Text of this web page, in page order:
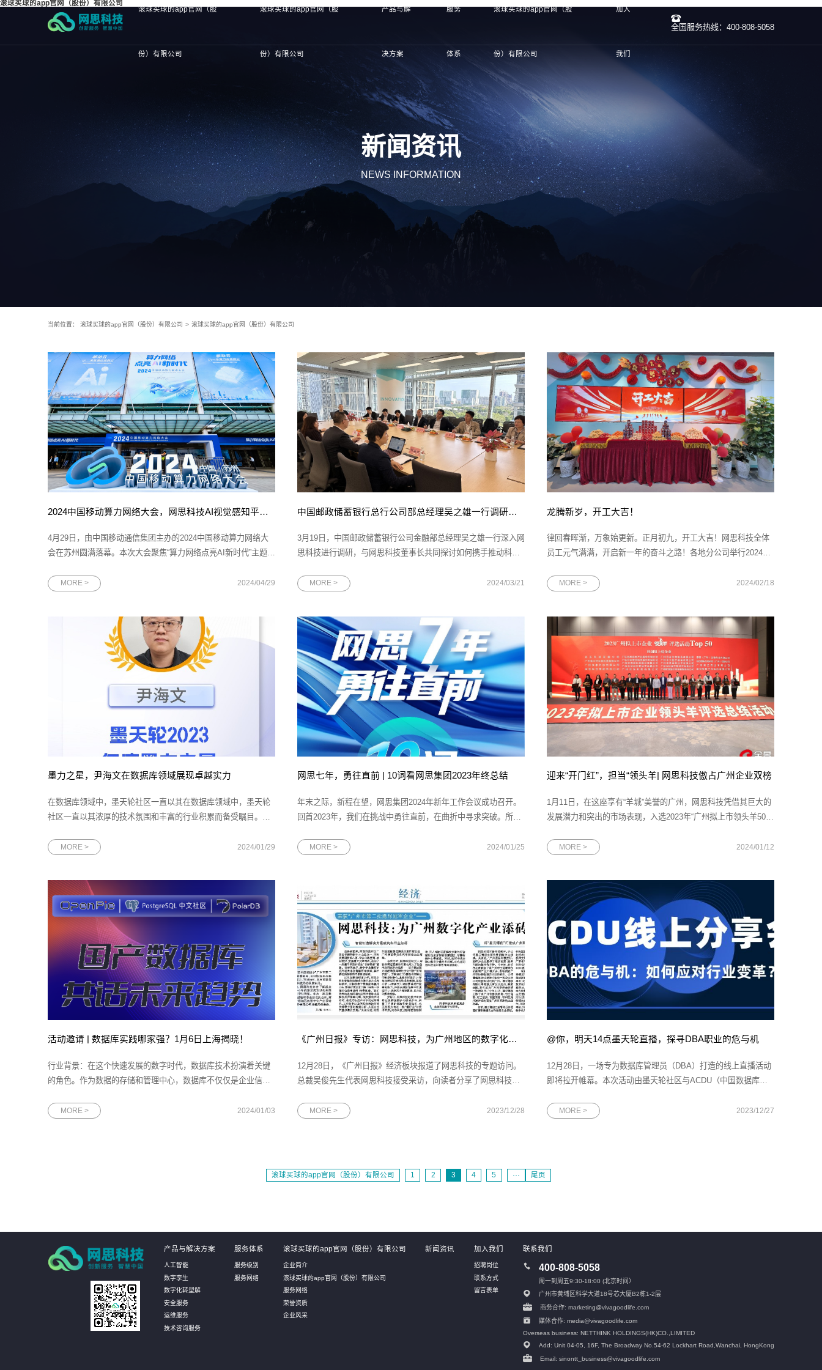
滚球买球的app官网（股份）有限公司
滚球买球的app官网（股
份）有限公司
滚球买球的app官网（股
份）有限公司
产品与解
决方案
服务
体系
滚球买球的app官网（股
份）有限公司
加入
我们
全国服务热线：400-808-5058
新闻资讯
NEWS INFORMATION
当前位置： 滚球买球的app官网（股份）有限公司 > 滚球买球的app官网（股份）有限公司
2024中国移动算力网络大会，网思科技AI视觉感知平台成焦点！
4月29日，由中国移动通信集团主办的2024中国移动算力网络大
会在苏州圆满落幕。本次大会聚焦“算力网络点亮AI新时代”主题，
为数字化技术标杆企业之一，网思科技携其最新研发的
MORE > 2024/04/29
中国邮政储蓄银行总行公司部总经理吴之雄一行调研网思科技
3月19日，中国邮政储蓄银行公司金融部总经理吴之雄一行深入网
思科技进行调研，与网思科技董事长共同探讨如何携手推动科技
处副处长王名扬，邮储银行广东省分行副行长夏春林、马天楠，
MORE > 2024/03/21
龙腾新岁，开工大吉！
律回春晖渐，万象始更新。正月初九，开工大吉！网思科技全体
员工元气满满，开启新一年的奋斗之路！各地分公司举行2024新
愿景，争创“开门红”！数字浪潮涌向前，化繁为简解疑难。崭新征
MORE > 2024/02/18
墨力之星，尹海文在数据库领域展现卓越实力
在数据库领域中，墨天轮社区一直以其在数据库领域中，墨天轮
社区一直以其浓厚的技术氛围和丰富的行业积累而备受瞩目。近
DBA总监、Oracle ACE尹海文。凭借原创文章的深度与广度、在
MORE > 2024/01/29
网思七年，勇往直前 | 10词看网思集团2023年终总结
年末之际，新程在望，网思集团2024年新年工作会议成功召开。
回首2023年，我们在挑战中勇往直前，在曲折中寻求突破。所获
了宝贵的经验和力量。
MORE > 2024/01/25
迎来“开门红”，担当“领头羊| 网思科技傲占广州企业双榜
1月11日，在这座享有“羊城”美誉的广州，网思科技凭借其巨大的
发展潜力和突出的市场表现，入选2023年“广州拟上市领头羊50强
州的双“领头羊”企业，网思科技将继续发挥其榜样作用和领导力，
MORE > 2024/01/12
活动邀请 | 数据库实践哪家强？1月6日上海揭晓！
行业背景：在这个快速发展的数字时代，数据库技术扮演着关键
的角色。作为数据的存储和管理中心，数据库不仅仅是企业信息
去几年中取得了可喜的发展成果，越来越多的企业开始选择使用
MORE > 2024/01/03
《广州日报》专访：网思科技，为广州地区的数字化产业添砖加瓦
12月28日，《广州日报》经济板块报道了网思科技的专题访问。
总裁吴俊先生代表网思科技接受采访，向读者分享了网思科技的
日报》12月28日网思科技专访版面荣获“广州市第二批隐形冠军企
MORE > 2023/12/28
@你，明天14点墨天轮直播，探寻DBA职业的危与机
12月28日，一场专为数据库管理员（DBA）打造的线上直播活动
即将拉开帷幕。本次活动由墨天轮社区与ACDU（中国数据库联
发表主题演讲。在数字化浪潮中，DBA的角色与职责正经历深刻
MORE > 2023/12/27
滚球买球的app官网（股份）有限公司 1 2 3 4 5 ··· 尾页
产品与解决方案
人工智能
数字孪生
数字化转型解
安全服务
运维服务
技术咨询服务
服务体系
服务级别
服务网络
滚球买球的app官网（股份）有限公司
企业简介
滚球买球的app官网（股份）有限公司
服务网络
荣誉资质
企业风采
新闻资讯 加入我们
招聘岗位
联系方式
留言表单
联系我们
400-808-5058
周一到周五9:30-18:00 (北京时间）
广州市黄埔区科学大道18号芯大厦B2栋1-2层
商务合作: marketing@vivagoodlife.com
媒体合作: media@vivagoodlife.com
Overseas business: NETTHINK HOLDINGS(HK)CO.,LIMITED
Add: Unit 04-05, 16F, The Broadway No.54-62 Lockhart Road, Wanchai, HongKong
Email: sinontt_business@vivagoodlife.com